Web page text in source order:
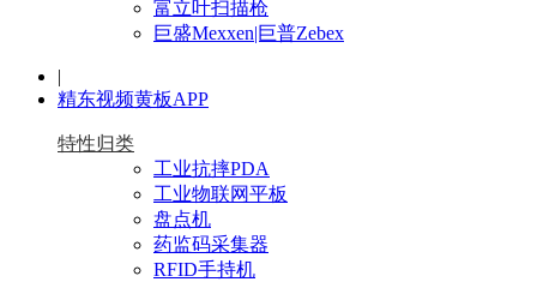
富立叶扫描枪
巨盛Mexxen|巨普Zebex
|
精东视频黄板APP
特性归类
工业抗摔PDA
工业物联网平板
盘点机
药监码采集器
RFID手持机